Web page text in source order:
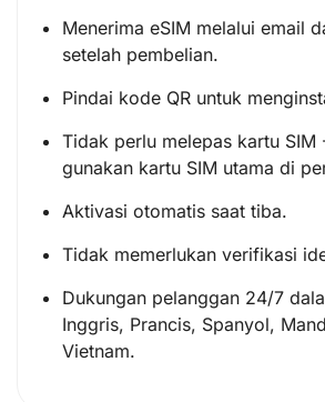
Menerima eSIM melalui email
setelah pembelian.
Pindai kode QR untuk
Tidak perlu melepas kartu SIM
gunakan kartu SIM utama di
Aktivasi otomatis saat tiba.
Tidak memerlukan verifikasi
Dukungan pelanggan 24/7
Inggris, Prancis, Spanyol,
Vietnam.